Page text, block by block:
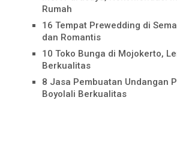
Rumah
16 Tempat Prewedding di
dan Romantis
10 Toko Bunga di Mojokerto,
Berkualitas
8 Jasa Pembuatan Undangan
Boyolali Berkualitas